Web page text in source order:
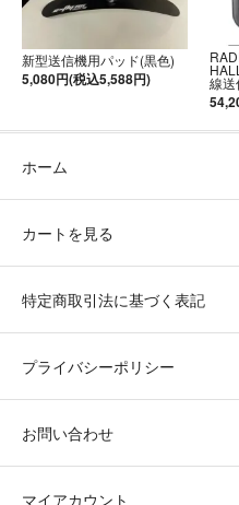
新型送信機用パッド(黒色)
5,080円(税込5,588円) 線
ホーム
カートを見る
特定商取引法に基づく表記
プライバシーポリシー
お問い合わせ
マイアカウント